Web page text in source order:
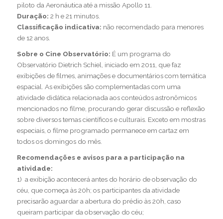
piloto da Aeronáutica até a missão Apollo 11.
Duração: 2 h e 21 minutos.
Classificação indicativa: não recomendado para menores
de 12 anos.
Sobre o Cine Observatório: É um programa do
Observatório Dietrich Schiel, iniciado em 2011, que faz
exibições de filmes, animações e documentários com temática
espacial. As exibições são complementadas com uma
atividade didática relacionada aos conteúdos astronômicos
mencionados no filme, procurando gerar discussão e reflexão
sobre diversos temas científicos e culturais. Exceto em mostras
especiais, o filme programado permanece em cartaz em
todos os domingos do mês.
Recomendações e avisos para a participação na
atividade:
1) a exibição acontecerá antes do horário de observação do
céu, que começa às 20h; os participantes da atividade
precisarão aguardar a abertura do prédio às 20h, caso
queiram participar da observação do céu;